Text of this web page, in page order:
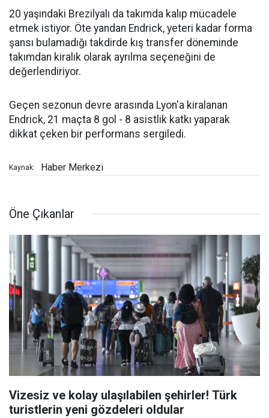
20 yaşındaki Brezilyalı da takımda kalıp mücadele
etmek istiyor. Öte yandan Endrick, yeteri kadar forma
şansı bulamadığı takdirde kış transfer döneminde
takımdan kiralık olarak ayrılma seçeneğini de
değerlendiriyor.
Geçen sezonun devre arasında Lyon'a kiralanan
Endrick, 21 maçta 8 gol - 8 asistlik katkı yaparak
dikkat çeken bir performans sergiledi.
Kaynak: Haber Merkezi
Öne Çıkanlar
Vizesiz ve kolay ulaşılabilen şehirler! Türk
turistlerin yeni gözdeleri oldular